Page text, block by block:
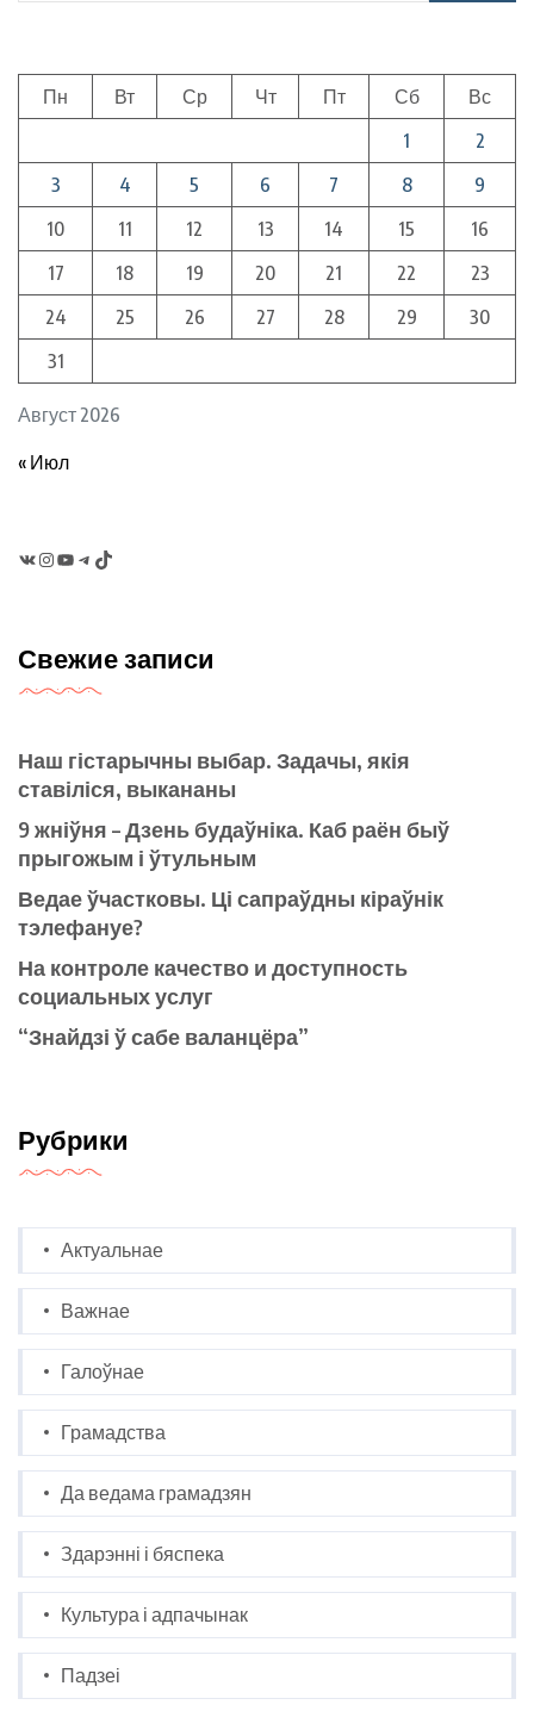
Август 2026
Пн Вт Ср Чт Пт Сб
Вс
1
2
3
4 5 6 7 8
9
10
11 12 13 14 15
16
17
18 19 20 21 22
23
24
25 26 27 28 29
30
31
« Июл
Instagram
YouTubeTelegram
TikTok
Свежие записи
Наш гістарычны выбар. Задачы, якія
ставіліся, выкананы
9 жніўня – Дзень будаўніка. Каб раён быў
прыгожым і ўтульным
Ведае ўчастковы. Ці сапраўдны кіраўнік
тэлефануе?
На контроле качество и доступность
социальных услуг
“Знайдзі ў сабе валанцёра”
Рубрики
Актуальнае
Важнае
Галоўнае
Грамадства
Да ведама грамадзян
Здарэнні і бяспека
Культура і адпачынак
Падзеі